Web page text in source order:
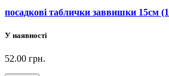
посадкові таблички заввишки 15см
У наявності
52.00 грн.